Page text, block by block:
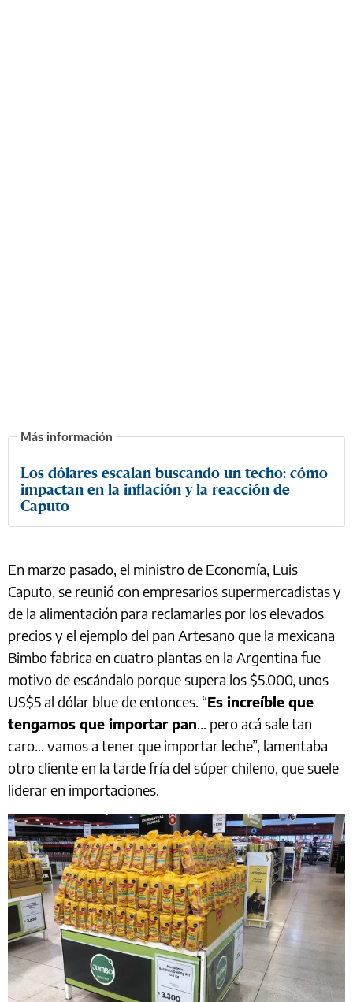
Los dólares escalan buscando un techo: cómo
impactan en la inflación y la reacción de
Caputo
En marzo pasado, el ministro de Economía, Luis
Caputo, se reunió con empresarios supermercadistas y
de la alimentación para reclamarles por los elevados
precios y el ejemplo del pan Artesano que la mexicana
Bimbo fabrica en cuatro plantas en la Argentina fue
motivo de escándalo porque supera los $5.000, unos
US$5 al dólar blue de entonces. “Es increíble que
tengamos que importar pan... pero acá sale tan
caro... vamos a tener que importar leche”, lamentaba
otro cliente en la tarde fría del súper chileno, que suele
liderar en importaciones.